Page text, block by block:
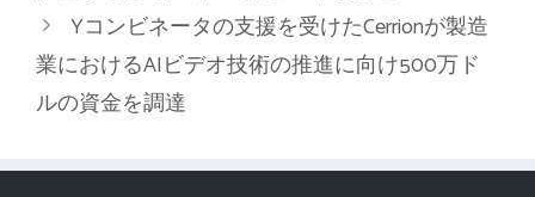
ー
Yコンビネータの支援を受けたCerrionが製造
業におけるAIビデオ技術の推進に向け500万ド
ルの資金を調達